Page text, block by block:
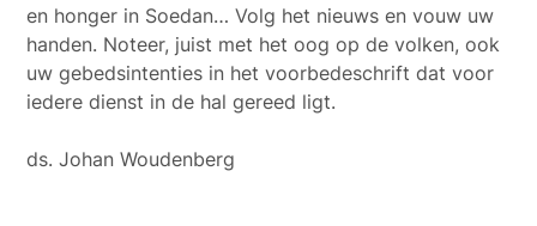
en honger in Soedan… Volg het nieuws en vouw uw
handen. Noteer, juist met het oog op de volken, ook
uw gebedsintenties in het voorbedeschrift dat voor
iedere dienst in de hal gereed ligt.
ds. Johan Woudenberg